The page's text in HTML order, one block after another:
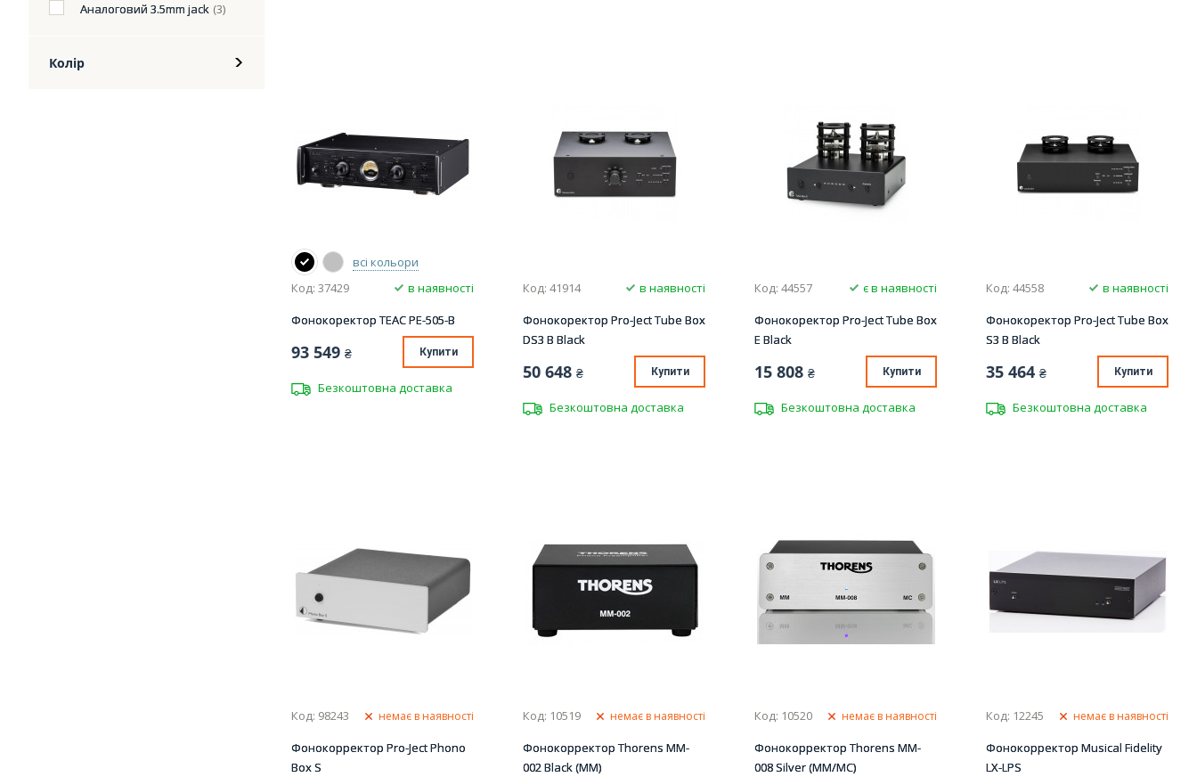
Аналоговий 3.5mm jack (3)
Колір
всі кольори
Код: 37429
в наявності
Фонокоректор TEAC PE-505-B
93 549 ₴ Купити
Безкоштовна доставка
Код: 41914
в наявності
Фонокоректор Pro-Ject Tube Box
DS3 B Black
50 648 ₴ Купити
Безкоштовна доставка
Код: 44557
є в наявності
Фонокоректор Pro-Ject Tube Box
E Black
15 808 ₴ Купити
Безкоштовна доставка
Код: 44558
в наявності
Фонокоректор Pro-Ject Tube Box
S3 B Black
35 464 ₴ Купити
Безкоштовна доставка
Код: 98243 немає в наявності
Фонокорректор Pro-Ject Phono
Box S
Код: 10519 немає в наявності
Фонокорректор Thorens MM-
002 Black (MM)
Код: 10520 немає в наявності
Фонокорректор Thorens MM-
008 Silver (MM/MC)
Код: 12245 немає в наявності
Фонокорректор Musical Fidelity
LX-LPS